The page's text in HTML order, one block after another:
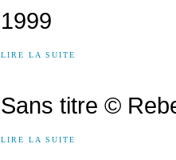
1999
LIRE LA SUITE
Sans titre ©
LIRE LA SUITE